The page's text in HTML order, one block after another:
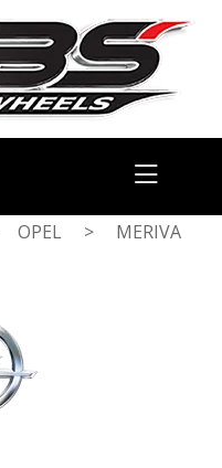
OPEL > MERIVA